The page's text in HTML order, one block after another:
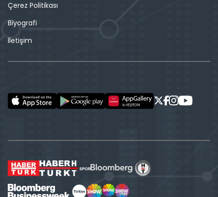
Çerez Politikası
Biyografi
İletişim